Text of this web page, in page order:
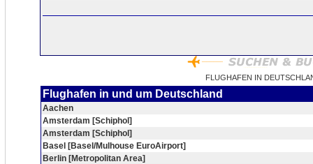
FLUGHAFEN IN
Flughafen in und um Deutschland
Aachen
Amsterdam [Schiphol]
Amsterdam [Schiphol]
Basel [Basel/Mulhouse EuroAirport]
Berlin [Metropolitan Area]